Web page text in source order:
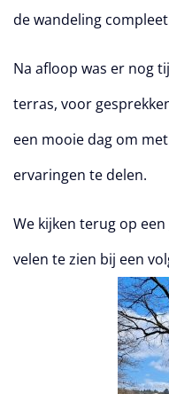
de wandeling
Na afloop was er nog
terras, voor
een mooie dag om
ervaringen te delen.
We kijken terug op
velen te zien bij een